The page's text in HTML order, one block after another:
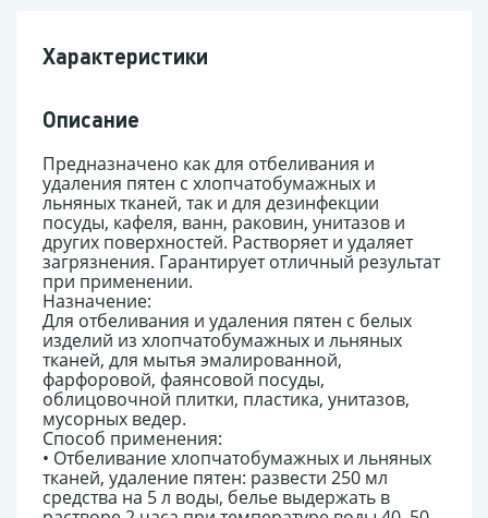
Характеристики
Описание
Предназначено как для отбеливания и
удаления пятен с хлопчатобумажных и
льняных тканей, так и для дезинфекции
посуды, кафеля, ванн, раковин, унитазов и
других поверхностей. Растворяет и удаляет
загрязнения. Гарантирует отличный результат
при применении.
Назначение:
Для отбеливания и удаления пятен с белых
изделий из хлопчатобумажных и льняных
тканей, для мытья эмалированной,
фарфоровой, фаянсовой посуды,
облицовочной плитки, пластика, унитазов,
мусорных ведер.
Способ применения:
• Отбеливание хлопчатобумажных и льняных
тканей, удаление пятен: развести 250 мл
средства на 5 л воды, белье выдержать в